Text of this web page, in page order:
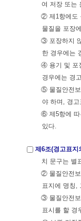
여 저장 또는
② 제1항에도
물질을 포장
③ 포장하지
한 경우에는
④ 용기 및 포
경우에는 경
⑤ 물질안전보
야 하며, 경
⑥ 제5항에 따
있다.
제6조(경고표지
치 문구는 별
② 물질안전보
표지에 명칭,
③ 물질안전보
표시를 할 경